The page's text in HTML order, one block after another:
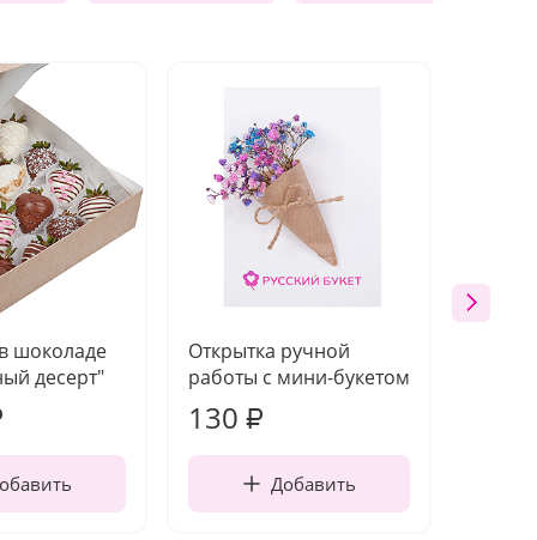
шоколаде
десерт"
Открытка ручной
работы с мини-букетом
130 ₽
Добавить